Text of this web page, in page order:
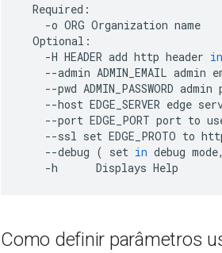
Required :
-o ORG Organization name
Optional :
-H HEADER add http header in
--admin ADMIN_EMAIL admin
--pwd ADMIN_PASSWORD admin
--host EDGE_SERVER edge
--port EDGE_PORT port to
--ssl set EDGE_PROTO to
--debug ( set in debug mode,
-h Displays Help
Como definir parâmetros